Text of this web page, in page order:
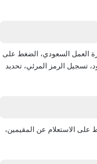
العمل السعودي، الضغط على
تسجيل الرمز المرئي، تحديد
على الاستعلام عن المقيمين،